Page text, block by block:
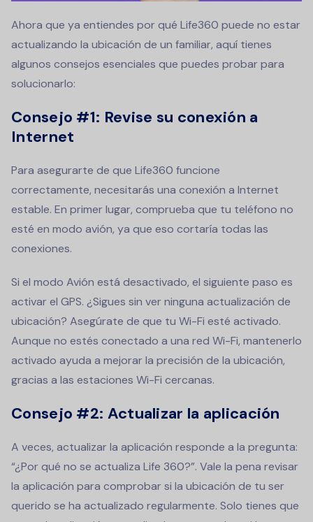
Ahora que ya entiendes por qué Life360 puede no estar
actualizando la ubicación de un familiar, aquí tienes
algunos consejos esenciales que puedes probar para
solucionarlo:
Consejo #1: Revise su conexión a
Internet
Para asegurarte de que Life360 funcione
correctamente, necesitarás una conexión a Internet
estable. En primer lugar, comprueba que tu teléfono no
esté en modo avión, ya que eso cortaría todas las
conexiones.
Si el modo Avión está desactivado, el siguiente paso es
activar el GPS. ¿Sigues sin ver ninguna actualización de
ubicación? Asegúrate de que tu Wi-Fi esté activado.
Aunque no estés conectado a una red Wi-Fi, mantenerlo
activado ayuda a mejorar la precisión de la ubicación,
gracias a las estaciones Wi-Fi cercanas.
Consejo #2: Actualizar la aplicación
A veces, actualizar la aplicación responde a la pregunta:
“¿Por qué no se actualiza Life 360?”. Vale la pena revisar
la aplicación para comprobar si la ubicación de tu ser
querido se ha actualizado regularmente. Solo tienes que